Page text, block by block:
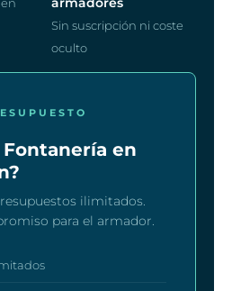
Sin suscripción ni coste
oculto
en
ilimitados.
para el armador.